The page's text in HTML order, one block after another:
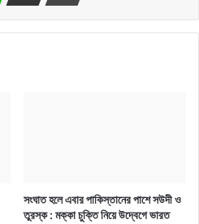
সংঘাত হলে এবার পাকিস্তানের পাশে সউদী ও
তুরস্ক : মক্কা চুক্তি নিয়ে উদ্বেগে ভারত